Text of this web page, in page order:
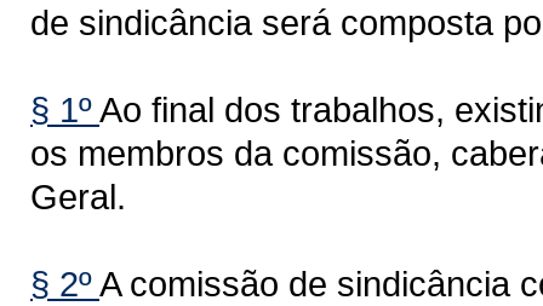
de sindicância será composta
§ 1ºAo final dos trabalhos,
os membros da comissão,
Geral.
§ 2ºA comissão de sindicância